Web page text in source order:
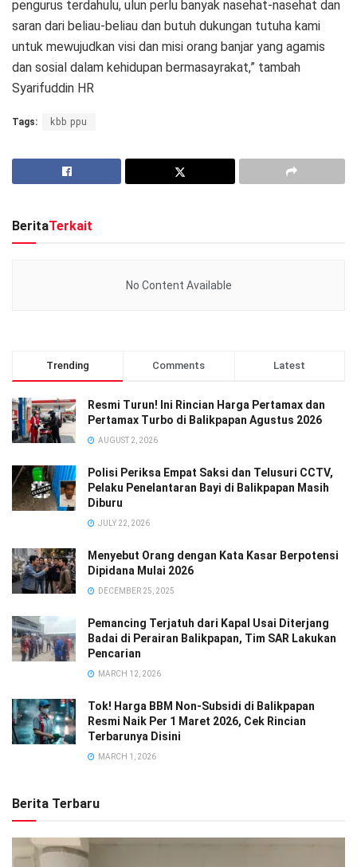
pengurus terdahulu, ulun perlu banyak nasehat-nasehat dan
saran dari beliau-beliau dan butuh dukungan tutuha kami
untuk mewujudkan visi dan misi orang banjar yang agamis
dan sosial dalam kehidupan bermasayrakat,” tambah
Syarifuddin HR
Tags: kbb ppu
BeritaTerkait
No Content Available
Trending Comments Latest
Resmi Turun! Ini Rincian Harga Pertamax dan
Pertamax Turbo di Balikpapan Agustus 2026
AUGUST 2, 2026
Polisi Periksa Empat Saksi dan Telusuri CCTV,
Pelaku Penelantaran Bayi di Balikpapan Masih
Diburu
JULY 22, 2026
Menyebut Orang dengan Kata Kasar Berpotensi
Dipidana Mulai 2026
DECEMBER 25, 2025
Pemancing Terjatuh dari Kapal Usai Diterjang
Badai di Perairan Balikpapan, Tim SAR Lakukan
Pencarian
MARCH 12, 2026
Tok! Harga BBM Non-Subsidi di Balikpapan
Resmi Naik Per 1 Maret 2026, Cek Rincian
Terbarunya Disini
MARCH 1, 2026
Berita Terbaru